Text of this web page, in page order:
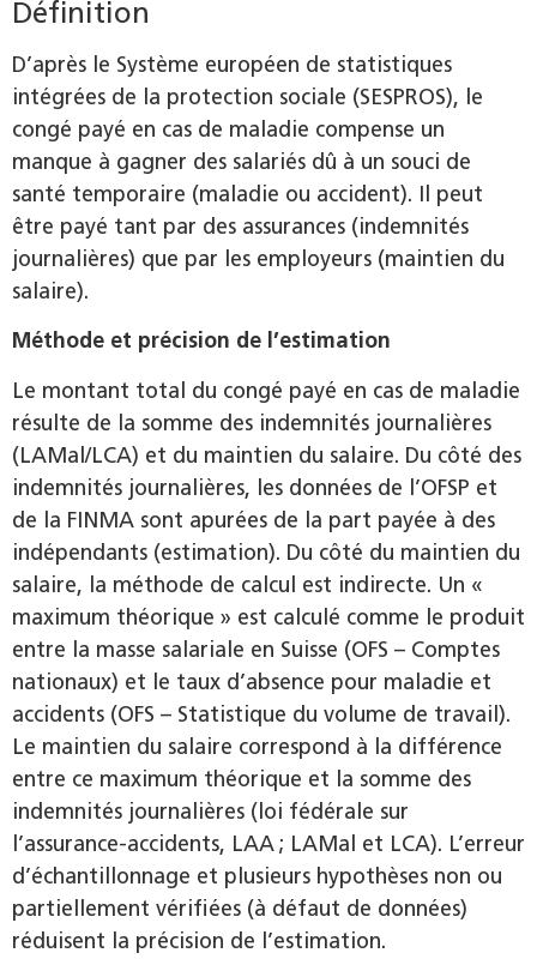
Définition
D’après le Système européen de statistiques
intégrées de la protection sociale (SESPROS), le
congé payé en cas de maladie compense un
manque à gagner des salariés dû à un souci de
santé temporaire (maladie ou accident). Il peut
être payé tant par des assurances (indemnités
journalières) que par les employeurs (maintien du
salaire).
Méthode et précision de l’estimation
Le montant total du congé payé en cas de maladie
résulte de la somme des indemnités journalières
(LAMal/LCA) et du maintien du salaire. Du côté des
indemnités journalières, les données de l’OFSP et
de la FINMA sont apurées de la part payée à des
indépendants (estimation). Du côté du maintien du
salaire, la méthode de calcul est indirecte. Un «
maximum théorique » est calculé comme le produit
entre la masse salariale en Suisse (OFS – Comptes
nationaux) et le taux d’absence pour maladie et
accidents (OFS – Statistique du volume de travail).
Le maintien du salaire correspond à la différence
entre ce maximum théorique et la somme des
indemnités journalières (loi fédérale sur
l’assurance-accidents, LAA ; LAMal et LCA). L’erreur
d’échantillonnage et plusieurs hypothèses non ou
partiellement vérifiées (à défaut de données)
réduisent la précision de l’estimation.